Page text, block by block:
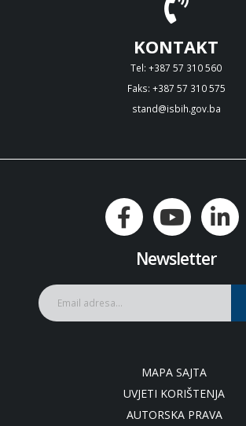
KONTAKT
Tel: +387 57 310 560
Faks: +387 57 310 575
stand@isbih.gov.ba
Newsletter
MAPA SAJTA
UVJETI KORIŠTENJA
AUTORSKA PRAVA